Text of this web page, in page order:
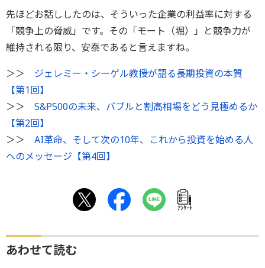
先ほどお話ししたのは、そういった企業の利益率に対する
「競争上の脅威」です。その「モート（堀）」と競争力が
維持される限り、安泰であると言えますね。
＞＞ ジェレミー・シーゲル教授が語る長期投資の本質
【第1回】
＞＞ S&P500の未来、バブルと割高相場をどう見極めるか
【第2回】
＞＞ AI革命、そして次の10年、これから投資を始める人
へのメッセージ【第4回】
ｱﾝｹｰﾄ
あわせて読む